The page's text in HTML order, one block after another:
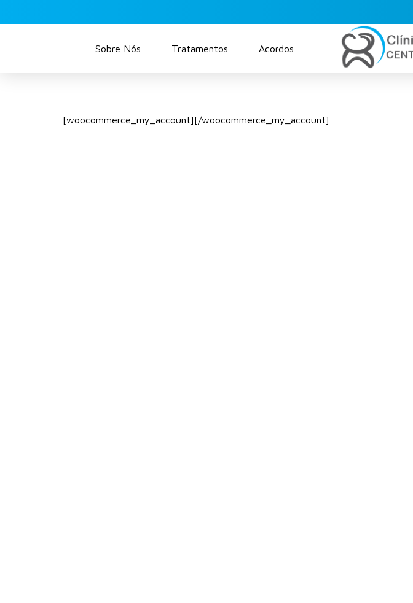
Sobre Nós Tratamentos Acordos
[woocommerce_my_account][/woocommerce_my_account]